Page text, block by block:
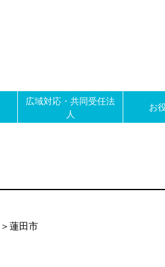
広域対応・共同受任法
人
お
＞蓮田市